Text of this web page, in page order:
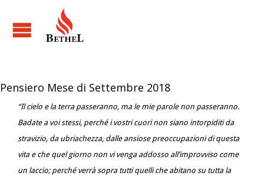
Pensiero Mese di Settembre 2018
“Il cielo e la terra passeranno, ma le mie parole non passeranno.
Badate a voi stessi, perché i vostri cuori non siano intorpiditi da
stravizio, da ubriachezza, dalle ansiose preoccupazioni di questa
vita e che quel giorno non vi venga addosso all’improvviso come
un laccio; perché verrà sopra tutti quelli che abitano su tutta la